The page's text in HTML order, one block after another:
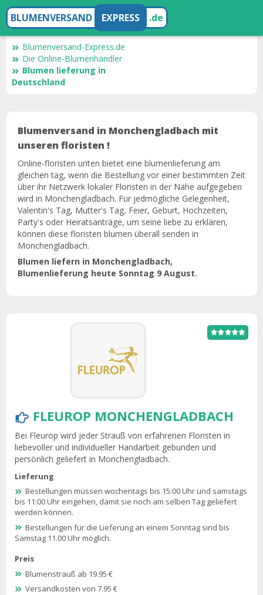
BLUMENVERSAND EXPRESS .de
Blumenversand-Express.de
Die Online-Blumenhändler
Blumen lieferung in
Deutschland
Blumenversand in Monchengladbach mit
unseren floristen !
Online-floristen unten bietet eine blumenlieferung am
gleichen tag, wenn die Bestellung vor einer bestimmten Zeit
über ihr Netzwerk lokaler Floristen in der Nähe aufgegeben
wird in Monchengladbach. Für jedmögliche Gelegenheit,
Valentin's Tag, Mutter's Tag, Feier, Geburt, Hochzeiten,
Party's oder Heiratsanträge, um seine liebe zu erklären,
können diese floristen blumen überall senden in
Monchengladbach.
Blumen liefern in Monchengladbach,
Blumenlieferung heute Sonntag 9 August.
FLEUROP MONCHENGLADBACH
Bei Fleurop wird jeder Strauß von erfahrenen Floristen in
liebevoller und individueller Handarbeit gebunden und
persönlich geliefert in Monchengladbach.
Lieferung
Bestellungen müssen wochentags bis 15:00 Uhr und samstags
bis 11:00 Uhr eingehen, damit sie noch am selben Tag geliefert
werden können.
Bestellungen für die Lieferung an einem Sonntag sind bis
Samstag 11.00 Uhr möglich.
Preis
Blumenstrauß ab 19.95 €
Versandkosten von 7.95 €